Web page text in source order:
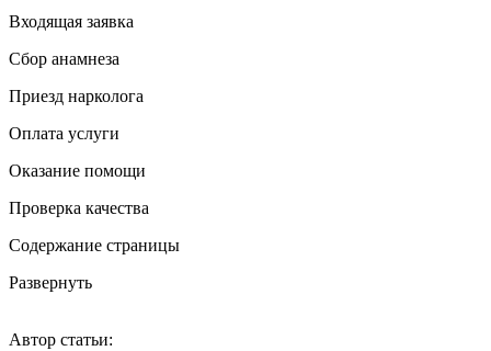
Входящая заявка
Сбор анамнеза
Приезд нарколога
Оплата услуги
Оказание помощи
Проверка качества
Содержание страницы
Развернуть
Автор статьи: